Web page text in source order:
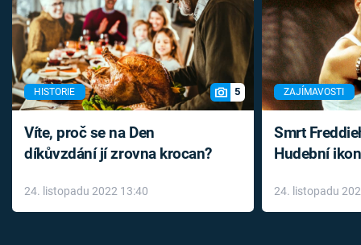
HISTORIE 5
Víte, proč se na Den
díkůvzdání jí zrovna krocan?
24. listopadu 2022 13:40
ZAJÍMAVOSTI
Smrt
Hudební
léky
24. listopadu